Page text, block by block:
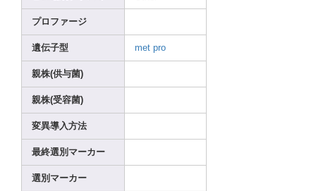
プロファージ
遺伝子型 met pro
親株(供与菌)
親株(受容菌)
変異導入方法
最終選別マーカー
選別マーカー